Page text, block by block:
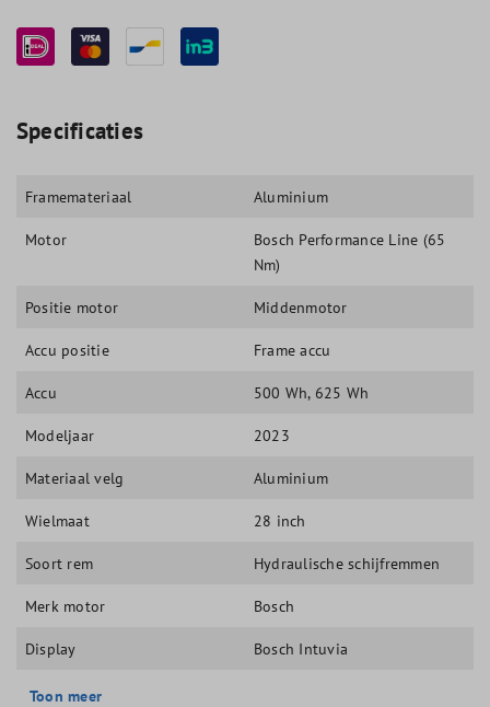
Specificaties
Framemateriaal Aluminium
Motor
Bosch Performance Line (65
Nm)
Positie motor Middenmotor
Accu positie Frame accu
Accu 500 Wh, 625 Wh
Modeljaar 2023
Materiaal velg Aluminium
Wielmaat 28 inch
Soort rem Hydraulische schijfremmen
Merk motor Bosch
Display Bosch Intuvia
Toon meer